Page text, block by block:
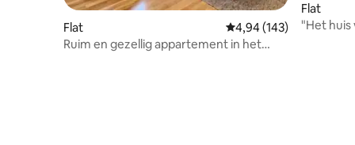
Flat Gemiddelde
4,94 (143)
Ruim en gezellig appartement in het
Flat
"Het